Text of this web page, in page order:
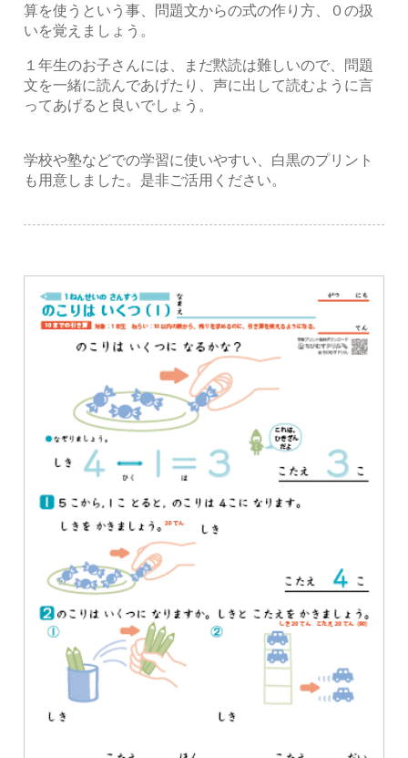
算を使うという事、問題文からの式の作り方、０の扱
いを覚えましょう。
１年生のお子さんには、まだ黙読は難しいので、問題
文を一緒に読んであげたり、声に出して読むように言
ってあげると良いでしょう。
学校や塾などでの学習に使いやすい、白黒のプリント
も用意しました。是非ご活用ください。